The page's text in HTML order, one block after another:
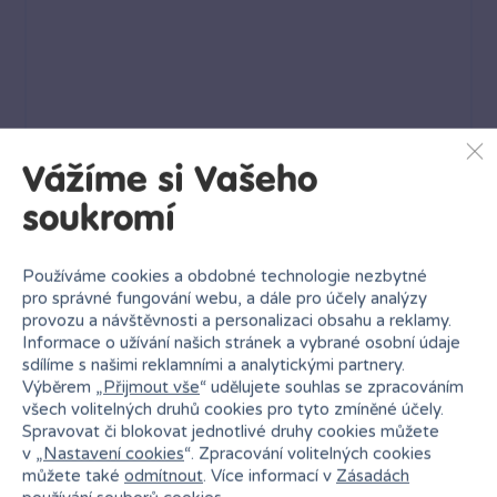
Záchranný tým 3 ks
Skladem
4 poboček
399 Kč
Klub:387 Kč
Rezervovat Do košíku
Vážíme si Vašeho
soukromí
Používáme cookies a obdobné technologie nezbytné
pro správné fungování webu, a dále pro účely analýzy
provozu a návštěvnosti a personalizaci obsahu a reklamy.
Informace o užívání našich stránek a vybrané osobní údaje
sdílíme s našimi reklamními a analytickými partnery.
Výběrem „Přijmout vše“ udělujete souhlas se zpracováním
všech volitelných druhů cookies pro tyto zmíněné účely.
Spravovat či blokovat jednotlivé druhy cookies můžete
v „Nastavení cookies“. Zpracování volitelných cookies
můžete také odmítnout. Více informací v Zásadách